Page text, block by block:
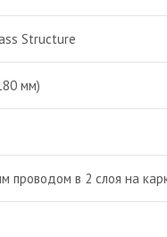
Structure
мм)
проводом в 2 слоя на